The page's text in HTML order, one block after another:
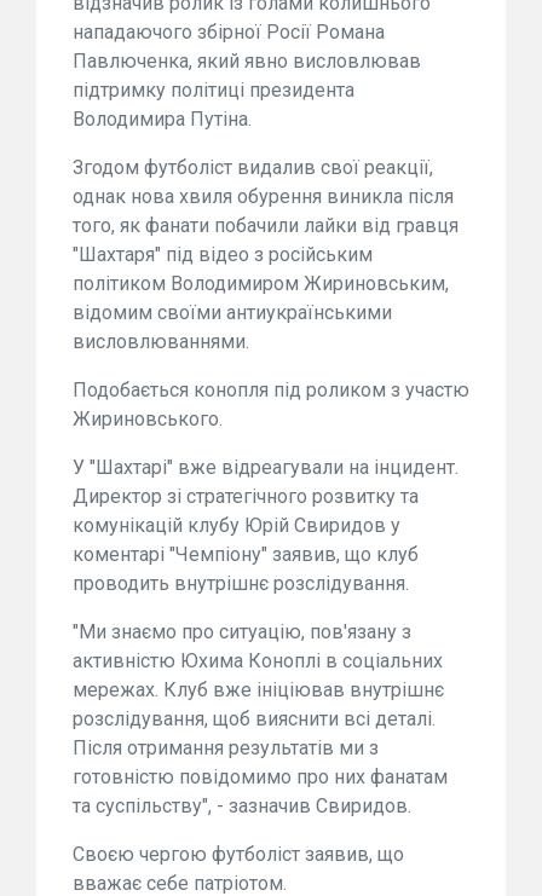
нападаючого збірної Росії Романа
Павлюченка, який явно висловлював
підтримку політиці президента
Володимира Путіна.
Згодом футболіст видалив свої реакції,
однак нова хвиля обурення виникла після
того, як фанати побачили лайки від гравця
"Шахтаря" під відео з російським
політиком Володимиром Жириновським,
відомим своїми антиукраїнськими
висловлюваннями.
Подобається конопля під роликом з участю
Жириновського.
У "Шахтарі" вже відреагували на інцидент.
Директор зі стратегічного розвитку та
комунікацій клубу Юрій Свиридов у
коментарі "Чемпіону" заявив, що клуб
проводить внутрішнє розслідування.
"Ми знаємо про ситуацію, пов'язану з
активністю Юхима Коноплі в соціальних
мережах. Клуб вже ініціював внутрішнє
розслідування, щоб вияснити всі деталі.
Після отримання результатів ми з
готовністю повідомимо про них фанатам
та суспільству", - зазначив Свиридов.
Своєю чергою футболіст заявив, що
вважає себе патріотом.